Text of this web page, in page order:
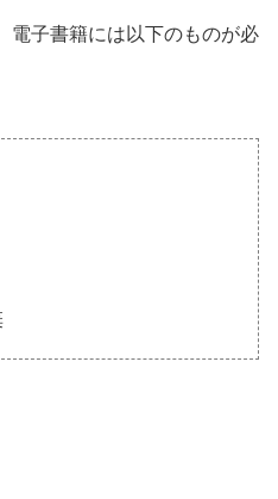
子書籍には以下のものが必